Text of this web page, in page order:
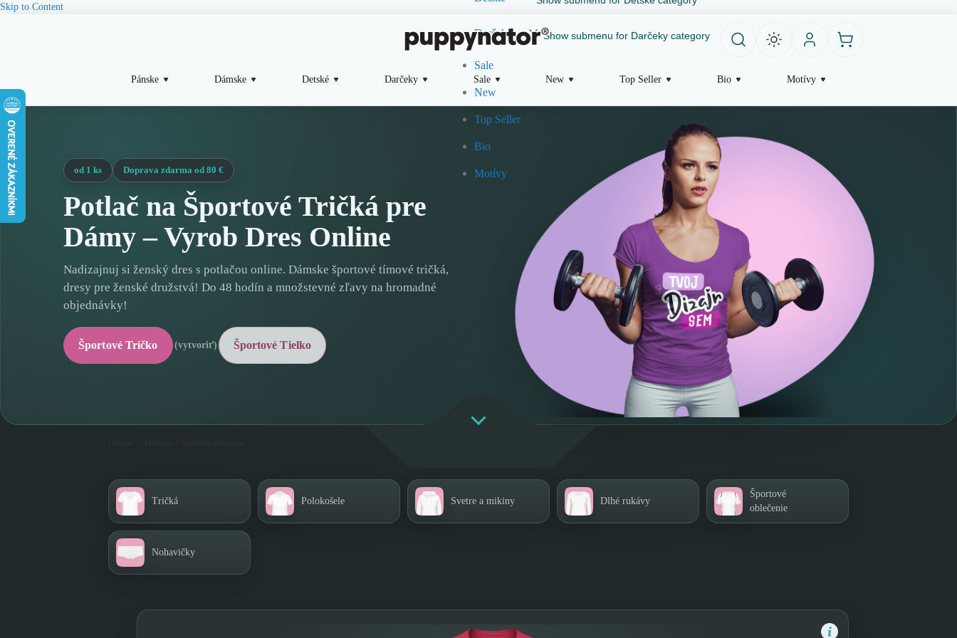
Skip to Content
Darčeky Show submenu for Darčeky category
Sale
New
Top Seller
Bio
Motívy
Pánske Dámske Detské Darčeky Sale New Top Seller Bio Motívy
od 1 ks Doprava zdarma od 80 €
Potlač na Športové Tričká pre
Dámy – Vyrob Dres Online
Nadizajnuj si ženský dres s potlačou online. Dámske športové tímové tričká,
dresy pre ženské družstvá! Do 48 hodín a množstevné zľavy na hromadné
objednávky!
Športové Tričko (vytvoriť) Športové Tielko
Tričká Polokošele Svetre a mikiny Dlhé rukávy
Športové
oblečenie
Nohavičky